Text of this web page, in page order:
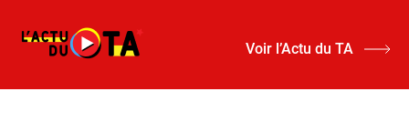
Voir l’Actu du TA